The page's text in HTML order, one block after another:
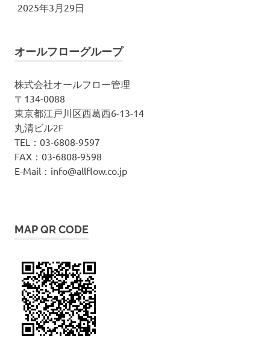
2025年3月29日
オールフローグループ
株式会社オールフロー管理
〒134-0088
東京都江戸川区西葛西6-13-14
丸清ビル2F
TEL：03-6808-9597
FAX：03-6808-9598
E-Mail：info@allflow.co.jp
MAP QR CODE